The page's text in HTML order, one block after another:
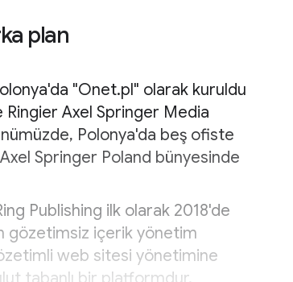
plan
"Onet.pl" olarak kuruldu
Axel Springer Media
Polonya'da beş ofiste
Springer Poland bünyesinde
Publishing ilk olarak 2018'de
gözetimsiz içerik yönetim
web sitesi yönetimine